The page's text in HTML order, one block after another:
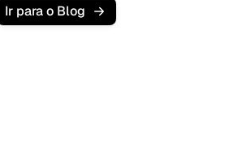
Ir para o Blog